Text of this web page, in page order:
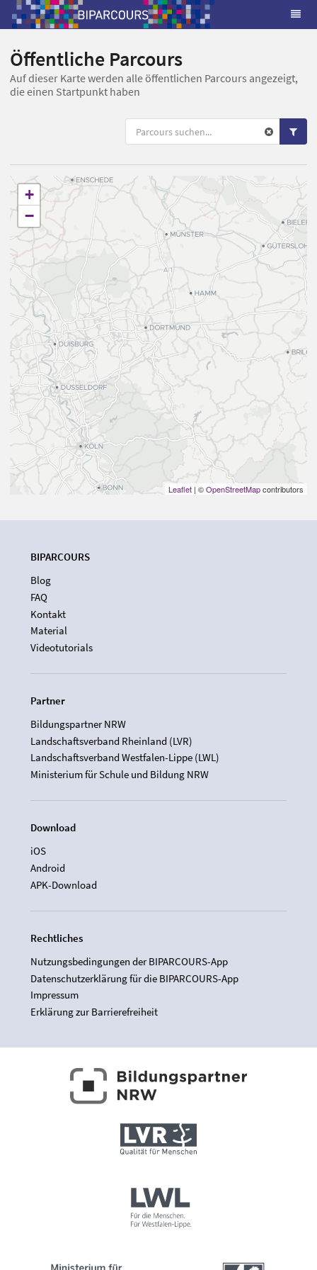
Öffentliche Parcours
Auf dieser Karte werden alle öffentlichen Parcours angezeigt,
die einen Startpunkt haben
+
−
Leaflet | ©OpenStreetMapcontributors
BIPARCOURS
Blog
FAQ
Kontakt
Material
Videotutorials
Partner
Bildungspartner NRW
Landschaftsverband Rheinland (LVR)
Landschaftsverband Westfalen-Lippe (LWL)
Ministerium für Schule und Bildung NRW
Download
iOS
Android
APK-Download
Rechtliches
Nutzungsbedingungen der BIPARCOURS-App
Datenschutzerklärung für die BIPARCOURS-App
Impressum
Erklärung zur Barrierefreiheit